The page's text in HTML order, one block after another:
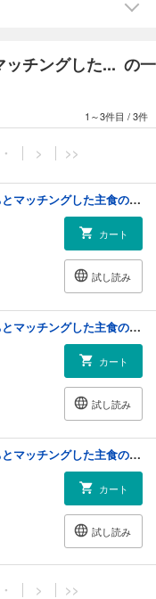
チングした... の一
1～3件目 /3件
・ > >>
ものカノ もののけ彼女たちとマッチングした主食の俺 (1)【カラー増量版／電子限定番外編付き】
カート
試し読み
ものカノ もののけ彼女たちとマッチングした主食の俺 (2)
カート
試し読み
ものカノ もののけ彼女たちとマッチングした主食の俺 (3)
カート
試し読み
・ > >>